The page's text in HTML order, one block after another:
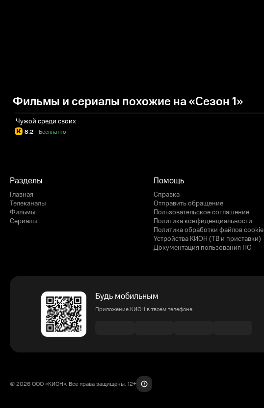
Фильмы и сериалы похожие на «Сезон 1»
Чужой среди своих
8.2 Бесплатно
·
Разделы
Главная
Телеканалы
Фильмы
Сериалы
Помощь
Справка
Отправить обращение
Пользовательское соглашение
Политика конфиденциальности
Политика обработки файлов cookie
Устройства КИОН (ТВ и приставки)
Документация пользования ПО
Будь мобильным
Приложение КИОН в твоем телефоне
© 2026 ООО «КИОН». Все права защищены. 12+